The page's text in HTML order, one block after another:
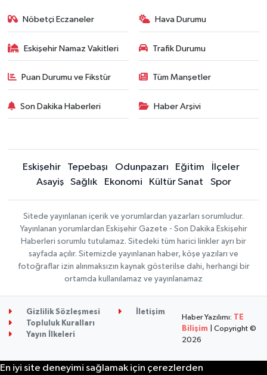
Nöbetçi Eczaneler Hava Durumu
Eskişehir Namaz Vakitleri Trafik Durumu
Puan Durumu ve Fikstür Tüm Manşetler
Son Dakika Haberleri Haber Arşivi
Eskişehir Tepebaşı Odunpazarı Eğitim
İlçeler
Asayiş
Sağlık Ekonomi Kültür Sanat Spor
Sitede yayınlanan içerik ve yorumlardan yazarları sorumludur.
Yayınlanan yorumlardan Eskişehir Gazete - Son Dakika Eskişehir
Haberleri sorumlu tutulamaz. Sitedeki tüm harici linkler ayrı bir
sayfada açılır. Sitemizde yayınlanan haber, köşe yazıları ve
fotoğraflar izin alınmaksızın kaynak gösterilse dahi, herhangi bir
ortamda kullanılamaz ve yayınlanamaz
Gizlilik Sözleşmesi
İletişim
Topluluk Kuralları
Yayın İlkeleri
Haber Yazılımı: TE
Bilişim | Copyright ©
2026
En iyi site deneyimi sağlamak için çerezlerden